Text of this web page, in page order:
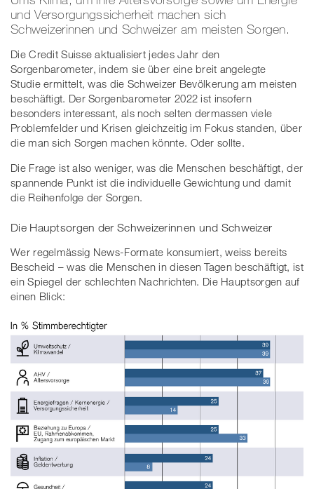
und Versorgungssicherheit machen sich
Schweizerinnen und Schweizer am meisten Sorgen.
Die Credit Suisse aktualisiert jedes Jahr den
Sorgenbarometer, indem sie über eine breit angelegte
Studie ermittelt, was die Schweizer Bevölkerung am meisten
beschäftigt. Der Sorgenbarometer 2022 ist insofern
besonders interessant, als noch selten dermassen viele
Problemfelder und Krisen gleichzeitig im Fokus standen, über
die man sich Sorgen machen könnte. Oder sollte.
Die Frage ist also weniger, was die Menschen beschäftigt, der
spannende Punkt ist die individuelle Gewichtung und damit
die Reihenfolge der Sorgen.
Die Hauptsorgen der Schweizerinnen und Schweizer
Wer regelmässig News-Formate konsumiert, weiss bereits
Bescheid – was die Menschen in diesen Tagen beschäftigt, ist
ein Spiegel der schlechten Nachrichten. Die Hauptsorgen auf
einen Blick: